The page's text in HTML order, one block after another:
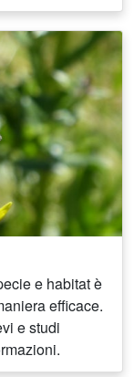
e habitat è
efficace.
e studi